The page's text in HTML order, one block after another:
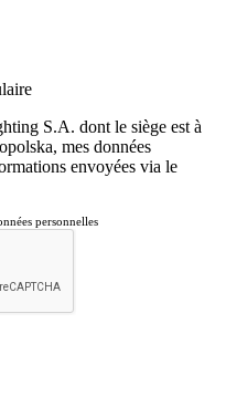
S.A. dont le siège est à
mes données
envoyées via le
personnelles